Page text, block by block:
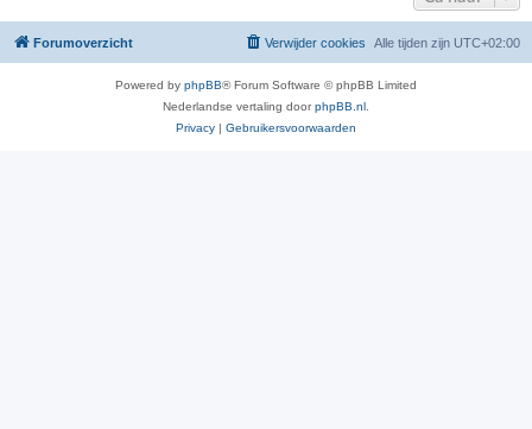
Forumoverzicht Alle tijden zijn UTC+02:00
Verwijder cookies
Powered by phpBB® Forum Software © phpBB Limited
Nederlandse vertaling doorphpBB.nl
Privacy | Gebruikersvoorwaarden